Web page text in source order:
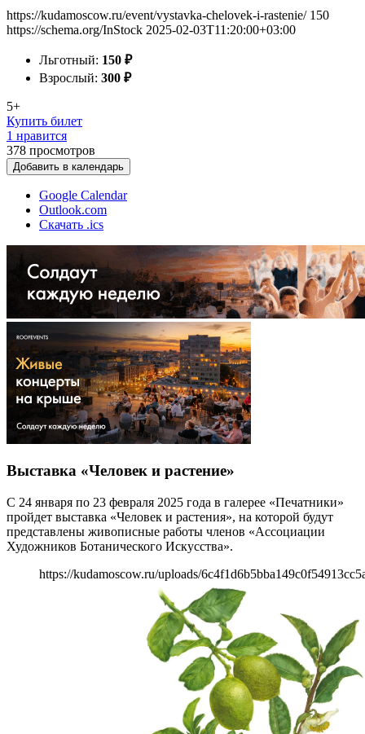
https://kudamoscow.ru/event/vystavka-chelovek-i-rastenie/ 150
https://schema.org/InStock 2025-02-03T11:20:00+03:00
Льготный: 150 ₽
Взрослый: 300 ₽
5+
Купить билет
1 нравится
378 просмотров
Добавить в календарь
Google Calendar
Outlook.com
Скачать .ics
Выставка «Человек и растение»
С 24 января по 23 февраля 2025 года в галерее «Печатники»
пройдет выставка «Человек и растения», на которой будут
представлены живописные работы членов «Ассоциации
Художников Ботанического Искусства».
https://kudamoscow.ru/uploads/